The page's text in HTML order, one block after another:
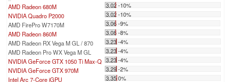
AMD Radeon 680M
3.02 -10%
NVIDIA Quadro P2000
3.02 -10%
AMD FirePro W7170M
3.06 -9%
AMD Radeon 860M
3.08 -8%
AMD Radeon RX Vega M GL / 870
3.23 -4%
AMD Radeon Pro WX Vega M GL
3.23 -4%
NVIDIA GeForce GTX 1050 Ti Max-Q 3.23 -4%
NVIDIA GeForce GTX 970M
3.29 -2%
Intel Arc 7-Core iGPU
3.35 0%